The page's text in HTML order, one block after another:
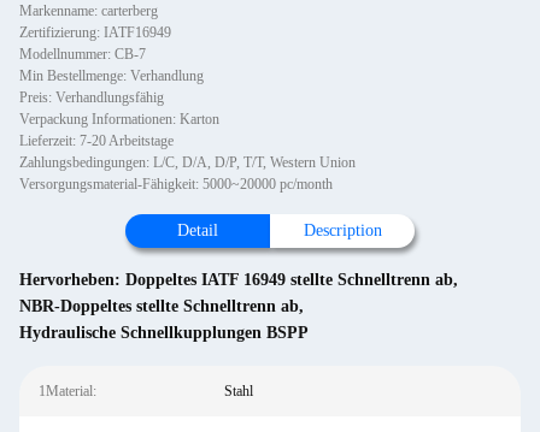
Markenname: carterberg
Zertifizierung: IATF16949
Modellnummer: CB-7
Min Bestellmenge: Verhandlung
Preis: Verhandlungsfähig
Verpackung Informationen: Karton
Lieferzeit: 7-20 Arbeitstage
Zahlungsbedingungen: L/C, D/A, D/P, T/T, Western Union
Versorgungsmaterial-Fähigkeit: 5000~20000 pc/month
Detail Description
Hervorheben: Doppeltes IATF 16949 stellte Schnelltrenn ab,
NBR-Doppeltes stellte Schnelltrenn ab,
Hydraulische Schnellkupplungen BSPP
1Material: Stahl